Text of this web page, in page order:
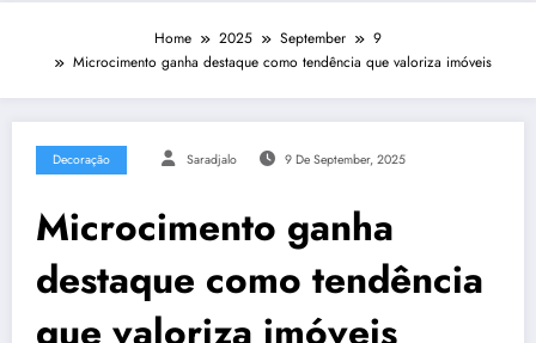
Home 2025 September
9
Microcimento ganha destaque como tendência que valoriza imóveis
Decoração Saradjalo 9 De September, 2025
Microcimento ganha
destaque como tendência
que valoriza imóveis